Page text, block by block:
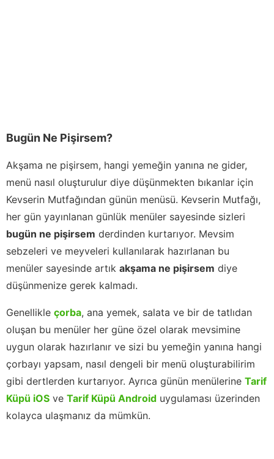
Bugün Ne Pişirsem?
Akşama ne pişirsem, hangi yemeğin yanına ne gider,
menü nasıl oluşturulur diye düşünmekten bıkanlar için
Kevserin Mutfağından günün menüsü. Kevserin Mutfağı,
her gün yayınlanan günlük menüler sayesinde sizleri
bugün ne pişirsem derdinden kurtarıyor. Mevsim
sebzeleri ve meyveleri kullanılarak hazırlanan bu
menüler sayesinde artık akşama ne pişirsem diye
düşünmenize gerek kalmadı.
Genellikle çorba, ana yemek, salata ve bir de tatlıdan
oluşan bu menüler her güne özel olarak mevsimine
uygun olarak hazırlanır ve sizi bu yemeğin yanına hangi
çorbayı yapsam, nasıl dengeli bir menü oluşturabilirim
gibi dertlerden kurtarıyor. Ayrıca günün menülerine Tarif
Küpü iOS ve Tarif Küpü Android uygulaması üzerinden
kolayca ulaşmanız da mümkün.